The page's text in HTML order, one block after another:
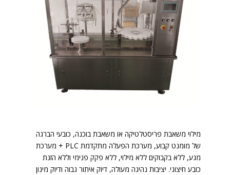
מילוי משאבת פריסטלטיקה או משאבת בוכנה, כובעי הברגה
של מומנט קבוע, מערכת הפעלה מתקדמת PLC + מערכת
מגע, ללא בקבוקים ללא מילוי, ללא פקק פנימי וללא הזנת
כובע חיצוני. יציבות נהיגה מעולה, דיוק איתור גבוה ודיוק מינון